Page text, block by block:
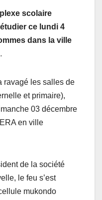
scolaire
ce lundi 4
dans la ville
.
ravagé les salles de
et primaire),
03 décembre
en ville
de la société
le feu s’est
mukondo